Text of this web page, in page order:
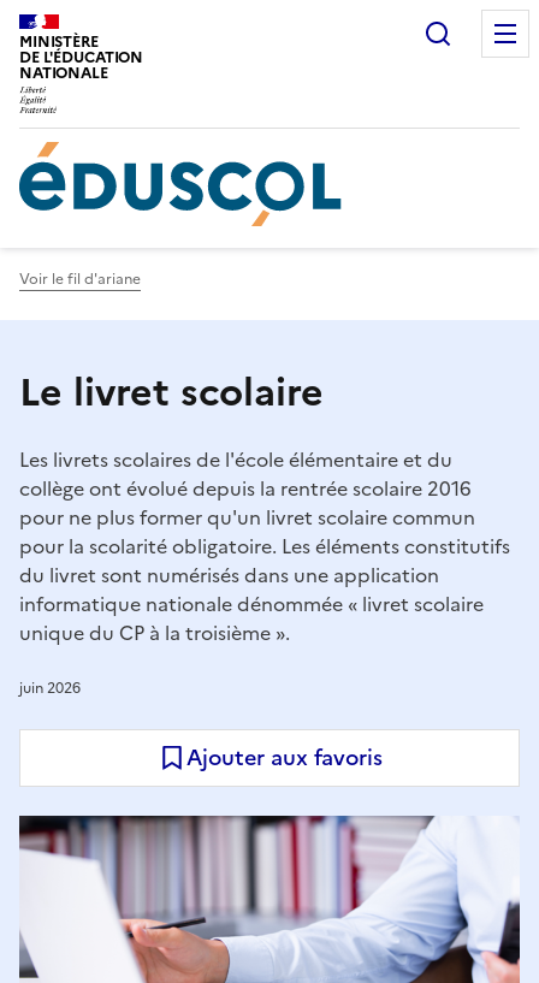
Gestion de vos préférences sur les cookies
MINISTÈRE
DE L'ÉDUCATION
NATIONALE
Voir le fil d'ariane
Le livret scolaire
Les livrets scolaires de l'école élémentaire et du
collège ont évolué depuis la rentrée scolaire 2016
pour ne plus former qu'un livret scolaire commun
pour la scolarité obligatoire. Les éléments constitutifs
du livret sont numérisés dans une application
informatique nationale dénommée « livret scolaire
unique du CP à la troisième ».
juin 2026
Ajouter aux favoris